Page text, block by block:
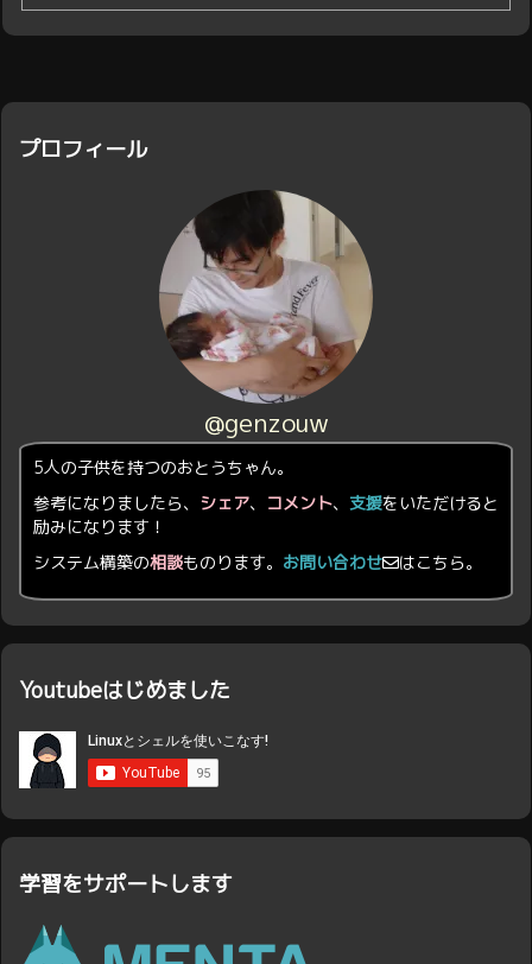
プロフィール
@genzouw
5人の子供を持つのおとうちゃん。
参考になりましたら、 シェア、 コメント、 支援をいただけると
励みになります！
システム構築の相談ものります。 お問い合わせ はこちら。
Youtubeはじめました
学習をサポートします